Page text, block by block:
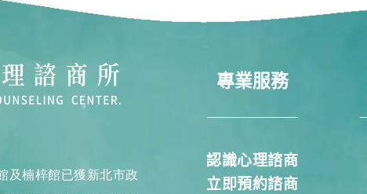
及楠梓館已獲新北市政
專業服務
認識心理諮商
立即預約諮商